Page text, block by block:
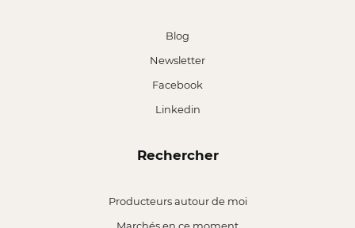
Blog
Newsletter
Facebook
Linkedin
Rechercher
Producteurs autour de moi